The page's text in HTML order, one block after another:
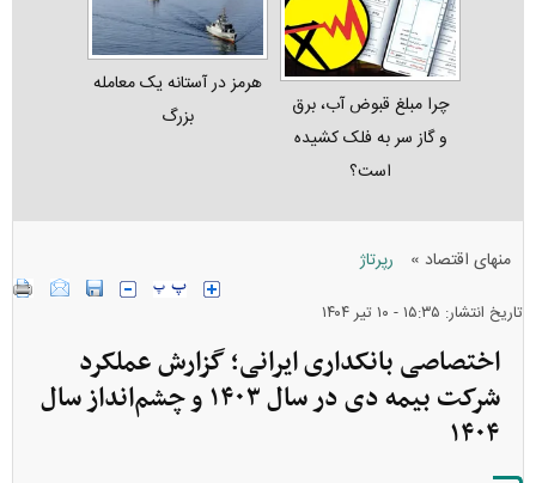
چرا مبلغ قبوض آب، برق
و گاز سر به فلک کشیده
است؟
هرمز در آستانه یک معامله
بزرگ
منهای اقتصاد » رپرتاژ
تاریخ انتشار: ۱۵:۳۵ - ۱۰ تير ۱۴۰۴
اختصاصی بانکداری ایرانی؛ گزارش عملکرد
شرکت بیمه دی در سال ۱۴۰۳ و چشم‌انداز سال
۱۴۰۴